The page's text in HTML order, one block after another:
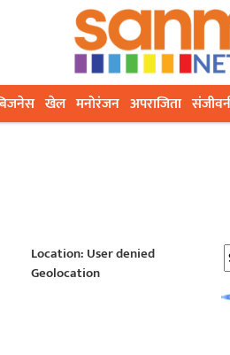
खेल मनोरंजन अपराजिता
Location: User denied
Geolocation